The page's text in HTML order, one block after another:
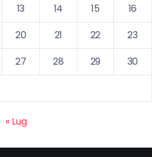
13 14 15
16
20 21 22
23
27 28 29
30
« Lug